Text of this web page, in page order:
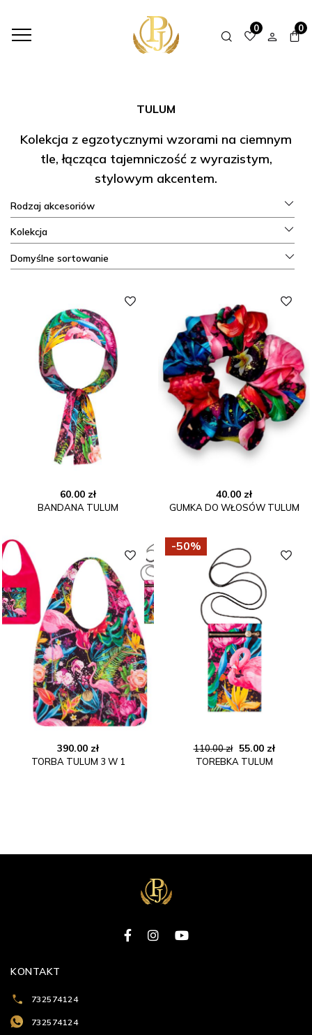
0 0
TULUM
Kolekcja z egzotycznymi wzorami na ciemnym
tle, łącząca tajemniczość z wyrazistym,
stylowym akcentem.
Domyślne sortowanie
60.00 zł
BANDANA TULUM
40.00 zł
GUMKA DO WŁOSÓW TULUM
390.00 zł
TORBA TULUM 3 W 1
-50%
110.00zł
Pierwotna
cena
55.00 zł
TOREBKA TULUM
Rodzaj akcesoriów
Kolekcja
KONTAKT
732574124
732574124